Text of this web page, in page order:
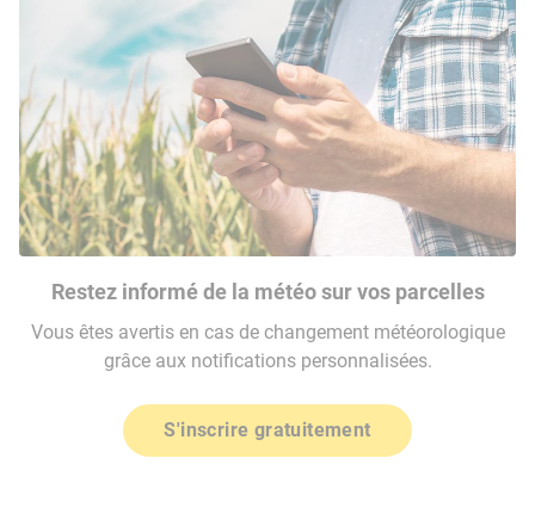
Restez informé de la météo sur vos parcelles
Vous êtes avertis en cas de changement météorologique
grâce aux notifications personnalisées.
S'inscrire gratuitement